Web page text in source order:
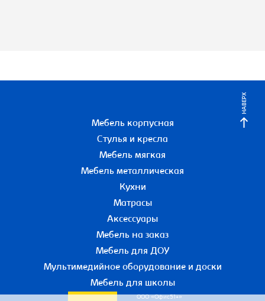
НАВЕРХ
Мебель корпусная
Стулья и кресла
Мебель мягкая
Мебель металлическая
Кухни
Матрасы
Аксессуары
Мебель на заказ
Мебель для ДОУ
Мультимедийное оборудование и доски
Мебель для школы
ООО «Офис51+»